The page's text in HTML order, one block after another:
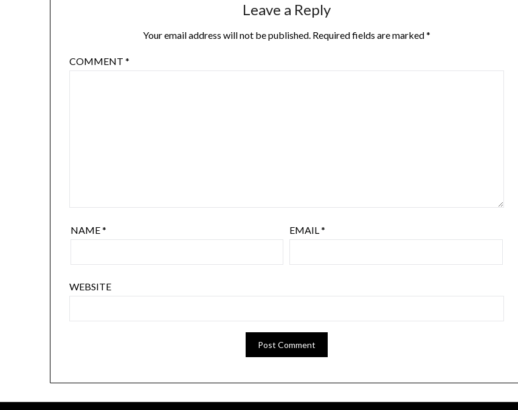
Leave a Reply
Your email address will not be published. Required fields are marked*
COMMENT*
NAME* EMAIL*
WEBSITE